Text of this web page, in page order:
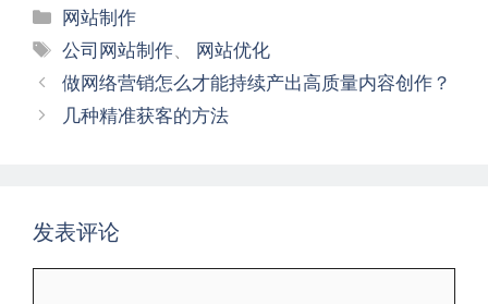
分
类
网站制作
标
签
公司网站制作、 网站优化
文
章
做网络营销怎么才能持续产出高质量内容创作？
几种精准获客的方法
发表评论